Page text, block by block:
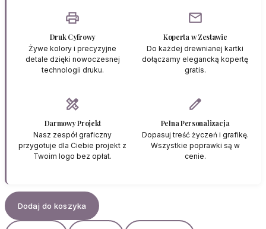
print
Druk Cyfrowy
Żywe kolory i precyzyjne
detale dzięki nowoczesnej
technologii druku.
mail
Koperta w Zestawie
Do każdej drewnianej kartki
dołączamy elegancką kopertę
gratis.
design_services
Darmowy Projekt
Nasz zespół graficzny
przygotuje dla Ciebie projekt z
Twoim logo bez opłat.
edit
Pełna Personalizacja
Dopasuj treść życzeń i grafikę.
Wszystkie poprawki są w
cenie.
Dodaj do koszyka